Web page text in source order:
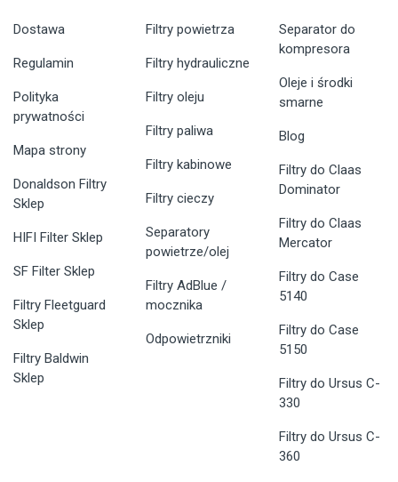
Dostawa
Regulamin
Polityka
prywatności
Mapa strony
Donaldson Filtry
Sklep
HIFI Filter Sklep
SF Filter Sklep
Filtry Fleetguard
Sklep
Filtry Baldwin
Sklep
Filtry powietrza
Filtry hydrauliczne
Filtry oleju
Filtry paliwa
Filtry kabinowe
Filtry cieczy
Separatory
powietrze/olej
Filtry AdBlue /
mocznika
Odpowietrzniki
Separator do
kompresora
Oleje i środki
smarne
Blog
Filtry do Claas
Dominator
Filtry do Claas
Mercator
Filtry do Case
5140
Filtry do Case
5150
Filtry do Ursus C-
330
Filtry do Ursus C-
360